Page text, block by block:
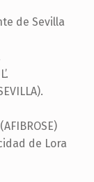
de Sevilla
de Lora